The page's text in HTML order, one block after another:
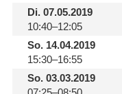
Di.07.05.2019
10:40–12:05
So.14.04.2019
15:30–16:55
So.03.03.2019